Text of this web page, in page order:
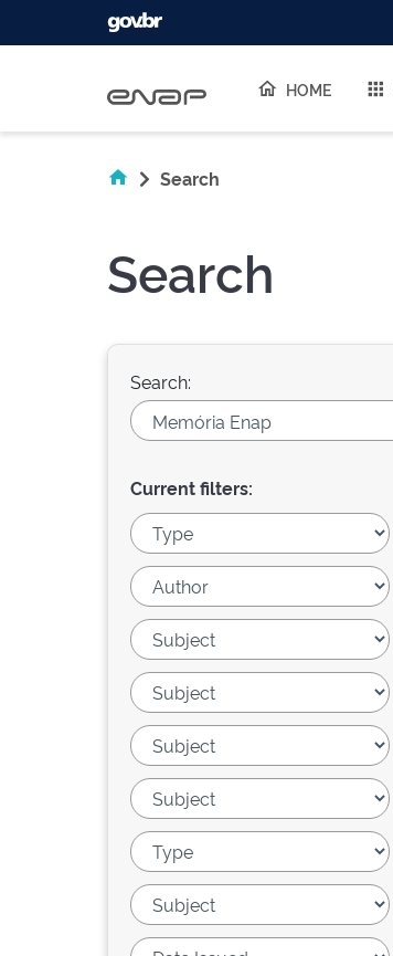
HOME
Search
Search
Search:
Current filters: